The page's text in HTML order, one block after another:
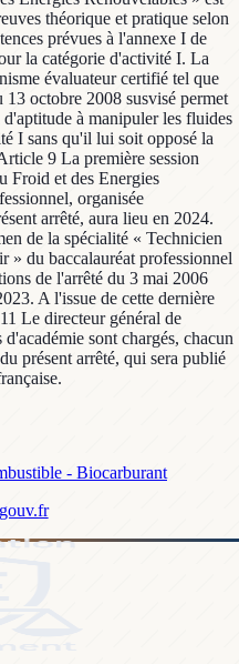
théorique et pratique selon
prévues à l'annexe I de
la catégorie d'activité I. La
évaluateur certifié tel que
octobre 2008 susvisé permet
à manipuler les fluides
I sans qu'il lui soit opposé la
9 La première session
Froid et des Energies
organisée
arrêté, aura lieu en 2024.
de la spécialité « Technicien
» du baccalauréat professionnel
de l'arrêté du 3 mai 2006
A l'issue de cette dernière
Le directeur général de
sont chargés, chacun
présent arrêté, qui sera publié
- Biocarburant